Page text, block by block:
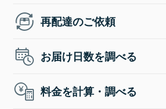
再配達のご依頼
お届け日数を調べる
料金を計算・調べる